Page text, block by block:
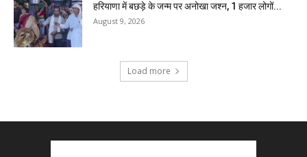
हरियाणा में बछड़े के जन्म पर अनोखा जश्न, 1 हजार लोगों...
August 9, 2026
Load more